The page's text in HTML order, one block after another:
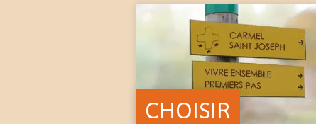
CHOISIR